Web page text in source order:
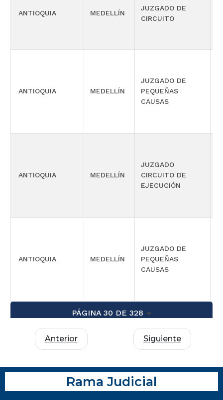
ANTIOQUIA MEDELLÍN
JUZGADO DE
CIRCUITO
ANTIOQUIA MEDELLÍN
JUZGADO DE
PEQUEÑAS
CAUSAS
ANTIOQUIA MEDELLÍN
JUZGADO
CIRCUITO DE
EJECUCIÓN
ANTIOQUIA MEDELLÍN
JUZGADO DE
PEQUEÑAS
CAUSAS
PÁGINA 30 DE 328
Anterior Siguiente
Rama Judicial